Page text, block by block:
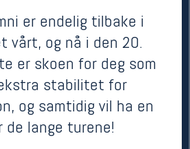
er endelig tilbake i
vårt, og nå i den 20.
er skoen for deg som
stabilitet for
og samtidig vil ha en
de lange turene!
MEDLEM:1259,-